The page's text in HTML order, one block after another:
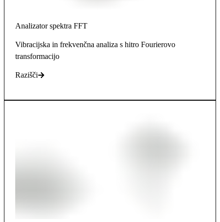
Analizator spektra FFT
Vibracijska in frekvenčna analiza s hitro Fourierovo
transformacijo
Razišči